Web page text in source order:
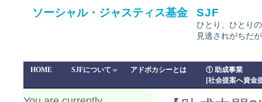
ソーシャル・ジャスティス基金 SJF
ひとり、ひとり
見逃されがちだ
HOME SJFについて アドボカシーとは
① 助成事業
[社会提案へ資金